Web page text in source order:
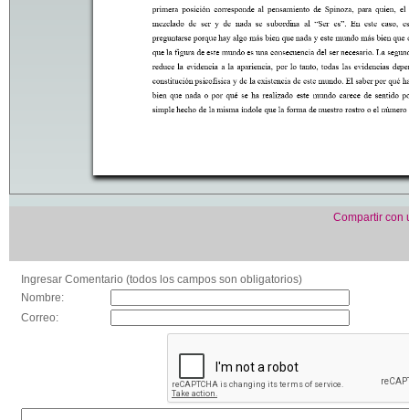
Compartir con
Ingresar Comentario (todos los campos son obligatorios)
Nombre:
Correo: